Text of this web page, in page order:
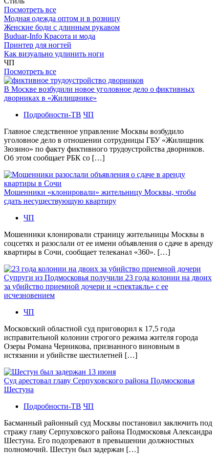
Посмотреть все
Модная одежда оптом и в розницу
Женские боди с длинным рукавом
Buduar-Info Красота и мода
Принтер для ногтей
Как визуально удлинить ноги
ЧП
Посмотреть все
В Москве возбудили новое уголовное дело о фиктивных
дворниках в «Жилищнике»
Подробности-ТВ ЧП
Главное следственное управление Москвы возбудило
уголовное дело в отношении сотрудницы ГБУ «Жилищник
Зюзино» по факту фиктивного трудоустройства дворников.
Об этом сообщает РБК со […]
Мошенники «клонировали» жительницу Москвы, чтобы
сдать несуществующую квартиру
ЧП
Мошенники клонировали страницу жительницы Москвы в
соцсетях и разослали от ее имени объявления о сдаче в аренду
квартиры в Сочи, сообщает телеканал «360». […]
Супруги из Подмосковья получили 23 года колонии на двоих
за убийство приемной дочери и «спектакль» с ее
исчезновением
ЧП
Московский областной суд приговорил к 17,5 года
исправительной колонии строгого режима жителя города
Озеры Романа Черникова, признанного виновным в
истязании и убийстве шестилетней […]
Суд арестовал главу Серпуховского района Подмосковья
Шестуна
Подробности-ТВ ЧП
Басманный районный суд Москвы постановил заключить под
стражу главу Серпуховского района Подмосковья Александра
Шестуна. Его подозревают в превышении должностных
полномочий. Шестун был задержан […]